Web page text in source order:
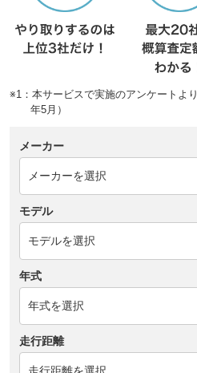
※1：本サービスで実施のアンケートよ
年5月）
メーカー
モデル
年式
走行距離